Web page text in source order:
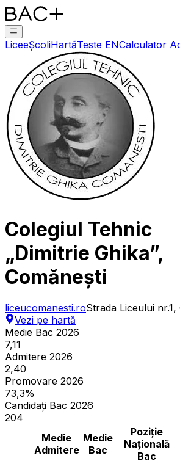
LiceeȘcoliHartăTeste ENCalculator
Colegiul Tehnic
„Dimitrie Ghika”,
Comănești
liceucomanesti.roStrada Liceului
Vezi pe hartă
Medie Bac 2026
7,11
Admitere 2026
2,40
Promovare 2026
73,3%
Candidați Bac 2026
204
Medie
Admitere
Medie
Bac
Poziție
Națională
Bac